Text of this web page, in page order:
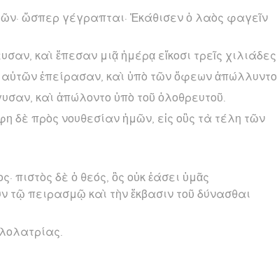
ὥσπερ γέγραπται· Ἐκάθισεν ὁ λαὸς φαγεῖν
καὶ ἔπεσαν μιᾷ ἡμέρᾳ εἴκοσι τρεῖς χιλιάδες.
αὐτῶν ἐπείρασαν, καὶ ὑπὸ τῶν ὄφεων ἀπώλλυντο.
καὶ ἀπώλοντο ὑπὸ τοῦ ὀλοθρευτοῦ.
δὲ πρὸς νουθεσίαν ἡμῶν, εἰς οὓς τὰ τέλη τῶν
πιστὸς δὲ ὁ θεός, ὃς οὐκ ἐάσει ὑμᾶς
τῷ πειρασμῷ καὶ τὴν ἔκβασιν τοῦ δύνασθαι